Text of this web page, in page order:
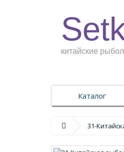
китайские
Каталог
31-